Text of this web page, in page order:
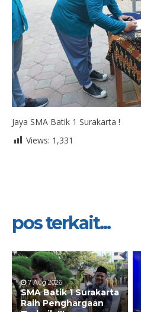
Jaya SMA Batik 1 Surakarta !
Views: 1,331
pos terkait...
7 Aug 2026
SMA Batik 1 Surakarta
Raih Penghargaan